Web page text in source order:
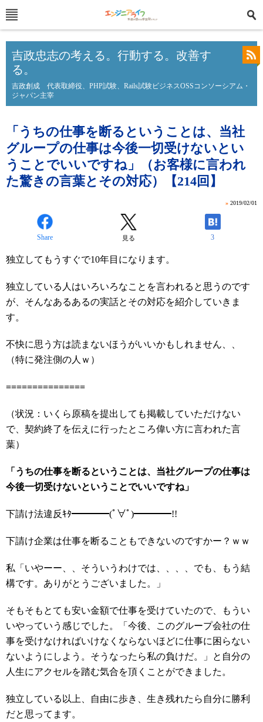
吉政忠志の考える。行動する。改善す
る。
吉政創成 代表取締役、PHP試験、Rails試験ビジネスOSSコンソーシアム・
ジャパン主宰
「うちの仕事を断るということは、当社
グループの仕事は今後一切受けないとい
うことでいいですね」（お客様に言われ
た驚きの言葉とその対応）【214回】
» 2019/02/01
Share 見る 3
独立してもうすぐで10年目になります。
独立している人はいろいろなことを言われると思うのです
が、そんなあるあるの実話とその対応を紹介していきま
す。
不快に思う方は読まないほうがいいかもしれません、、
（特に発注側の人ｗ）
===============
（状況：いくら原稿を提出しても掲載していただけない
で、契約終了を伝えに行ったところ偉い方に言われた言
葉）
「うちの仕事を断るということは、当社グループの仕事は
今後一切受けないということでいいですね」
下請け法違反ｷﾀ━━━━(ﾟ∀ﾟ)━━━━!!
下請け企業は仕事を断ることもできないのですかー？ｗｗ
私「いやーー、、そういうわけでは、、、、でも、もう結
構です。ありがとうございました。」
そもそもとても安い金額で仕事を受けていたので、もうい
いやっていう感じでした。「今後、このグループ会社の仕
事を受けなければいけなくならないほどに仕事に困らない
ないようにしよう。そうなったら私の負けだ。」と自分の
人生にアクセルを踏む気合を頂くことができました。
独立している以上、自由に歩き、生き残れたら自分に勝利
だと思ってます。